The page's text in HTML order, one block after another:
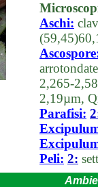
Aschi:
2,265-
2,19µm,
Parafisi:
Peli: 2: